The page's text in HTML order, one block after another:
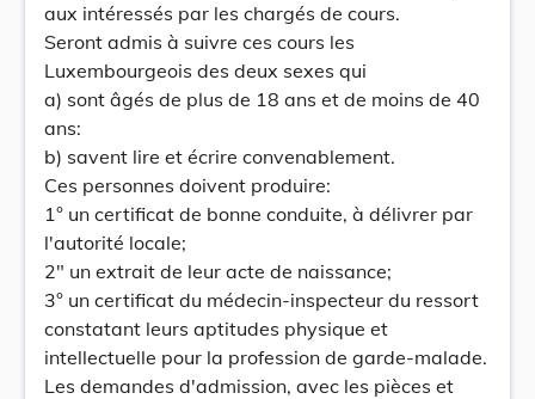
aux intéressés par les chargés de cours.
Seront admis à suivre ces cours les
Luxembourgeois des deux sexes qui
a) sont âgés de plus de 18 ans et de moins de 40
ans:
b) savent lire et écrire convenablement.
Ces personnes doivent produire:
1° un certificat de bonne conduite, à délivrer par
l'autorité locale;
2" un extrait de leur acte de naissance;
3° un certificat du médecin-inspecteur du ressort
constatant leurs aptitudes physique et
intellectuelle pour la profession de garde-malade.
Les demandes d'admission, avec les pièces et